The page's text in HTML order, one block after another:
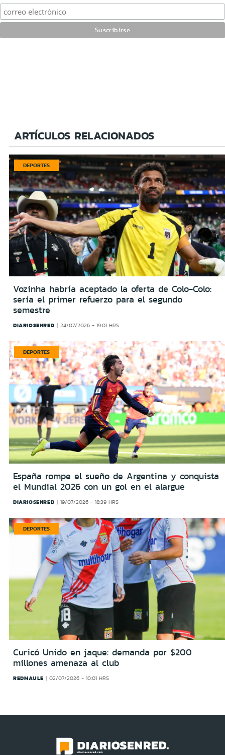
ARTÍCULOS RELACIONADOS
DEPORTES
Vozinha habría aceptado la oferta de Colo-Colo:
sería el primer refuerzo para el segundo
semestre
DIARIOSENRED 24/07/2026 - 19:01 HRS
DEPORTES
España rompe el sueño de Argentina y conquista
el Mundial 2026 con un gol en el alargue
DIARIOSENRED 19/07/2026 - 18:39 HRS
DEPORTES
Curicó Unido en jaque: demanda por $200
millones amenaza al club
REDMAULE 02/07/2026 - 10:01 HRS